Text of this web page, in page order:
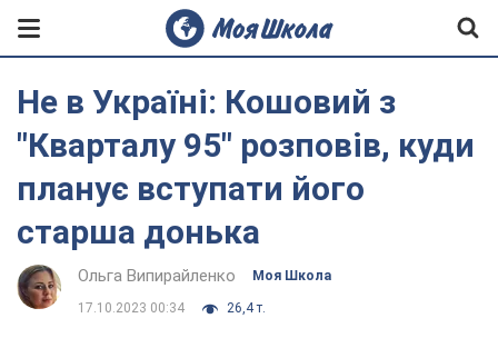
Не в Україні: Кошовий з
"Кварталу 95" розповів, куди
планує вступати його
старша донька
Ольга Випирайленко Моя Школа
17.10.2023 00:34 26,4 т.